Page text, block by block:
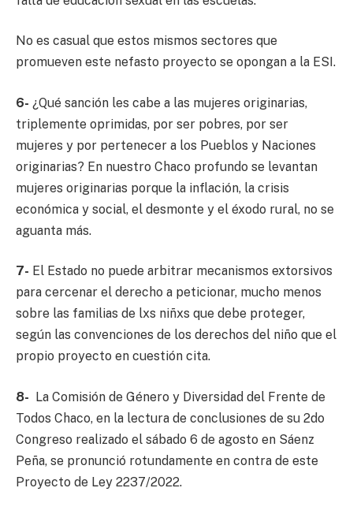
No es casual que estos mismos sectores que
promueven este nefasto proyecto se opongan a la ESI.
6- ¿Qué sanción les cabe a las mujeres originarias,
triplemente oprimidas, por ser pobres, por ser
mujeres y por pertenecer a los Pueblos y Naciones
originarias? En nuestro Chaco profundo se levantan
mujeres originarias porque la inflación, la crisis
económica y social, el desmonte y el éxodo rural, no se
aguanta más.
7- El Estado no puede arbitrar mecanismos extorsivos
para cercenar el derecho a peticionar, mucho menos
sobre las familias de lxs niñxs que debe proteger,
según las convenciones de los derechos del niño que el
propio proyecto en cuestión cita.
8- La Comisión de Género y Diversidad del Frente de
Todos Chaco, en la lectura de conclusiones de su 2do
Congreso realizado el sábado 6 de agosto en Sáenz
Peña, se pronunció rotundamente en contra de este
Proyecto de Ley 2237/2022.